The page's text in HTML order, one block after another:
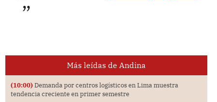
Más leídas de Andina
(10:00) Demanda por centros logísticos en Lima muestra
tendencia creciente en primer semestre